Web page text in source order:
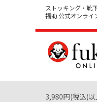
ストッキング・靴
福助 公式オンライ
3,980円(税込)